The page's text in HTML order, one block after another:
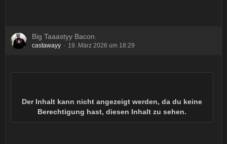
Big Taaastyy Bacon.
castawayy 19. März 2026 um 18:29
Der Inhalt kann nicht angezeigt werden, da du keine
Berechtigung hast, diesen Inhalt zu sehen.